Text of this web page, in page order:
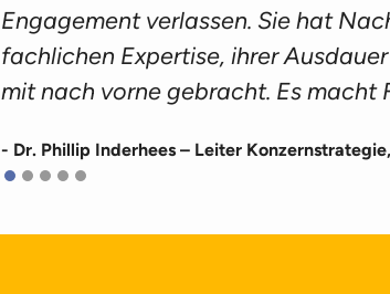
Engagement verlassen. Sie hat
fachlichen Expertise, ihrer
mit nach vorne gebracht. Es macht
- Dr. Phillip Inderhees – Leiter